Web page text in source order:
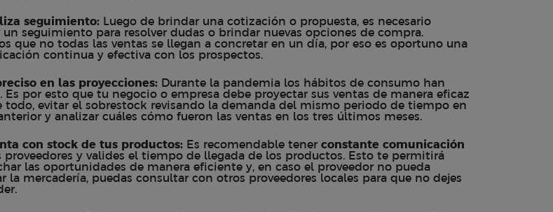
seguimiento: Luego de brindar una cotización o propuesta, es necesario
un seguimiento para resolver dudas o brindar nuevas opciones de compra.
que no todas las ventas se llegan a concretar en un día, por eso es oportuno una
continua y efectiva con los prospectos.
en las proyecciones: Durante la pandemia los hábitos de consumo han
Es por esto que tu negocio o empresa debe proyectar sus ventas de manera eficaz
todo, evitar el sobrestock revisando la demanda del mismo periodo de tiempo en
y analizar cuáles cómo fueron las ventas en los tres últimos meses.
con stock de tus productos: Es recomendable tener constante comunicación
proveedores y valides el tiempo de llegada de los productos. Esto te permitirá
las oportunidades de manera eficiente y, en caso el proveedor no pueda
la mercadería, puedas consultar con otros proveedores locales para que no dejes